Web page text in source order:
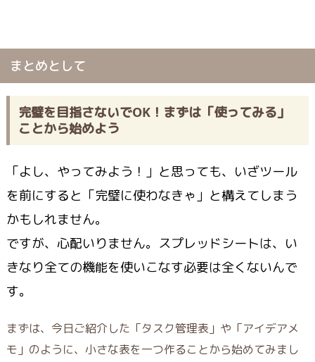
まとめとして
完璧を目指さないでOK！まずは「使ってみる」
ことから始めよう
「よし、やってみよう！」と思っても、いざツール
を前にすると「完璧に使わなきゃ」と構えてしまう
かもしれません。
ですが、心配いりません。スプレッドシートは、い
きなり全ての機能を使いこなす必要は全くないんで
す。
まずは、今日ご紹介した「タスク管理表」や「アイデアメ
モ」のように、 小さな表を一つ作ることから始めてみまし